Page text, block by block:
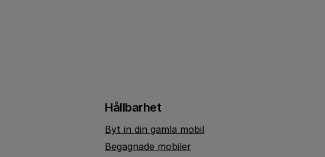
Hållbarhet
Byt in din gamla mobil
Begagnade mobiler